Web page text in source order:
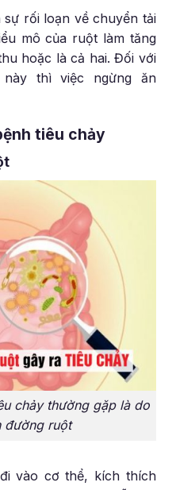
sự rối loạn về chuyển tải
mô của ruột làm tăng
hoặc là cả hai. Đối với
thì việc ngừng ăn
tiêu chảy
chảy thường gặp là do
đường ruột
vào cơ thể, kích thích